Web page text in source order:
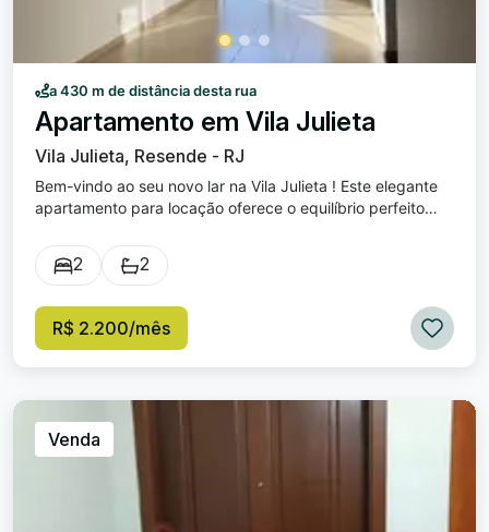
a 430 m de distância desta rua
Apartamento em Vila Julieta
Vila Julieta, Resende - RJ
Bem-vindo ao seu novo lar na Vila Julieta ! Este elegante
apartamento para locação oferece o equilíbrio perfeito
aconchegantes que proporcionam tranquilidade e
conforto. 1 Suíte : Desfrute de privacidade e estilo no seu
atender todas as suas necessidades. 1 Vaga de Garagem :
Segurança e praticidade para o seu veículo. 1 Sala de
Vila Julieta oferece fácil acesso a uma variedade de
comodidades e serviços essenciais, além de ser uma área
charmosa e tranquila. Esse apartamento é uma excelente
oportunidade para quem busca qualidade de vida e
praticidade. Venha conferir e se encantar com tudo o que
ele tem a oferecer! OBS: Nao tem taxa de condominio
2 2
R$ 2.200/mês
Venda